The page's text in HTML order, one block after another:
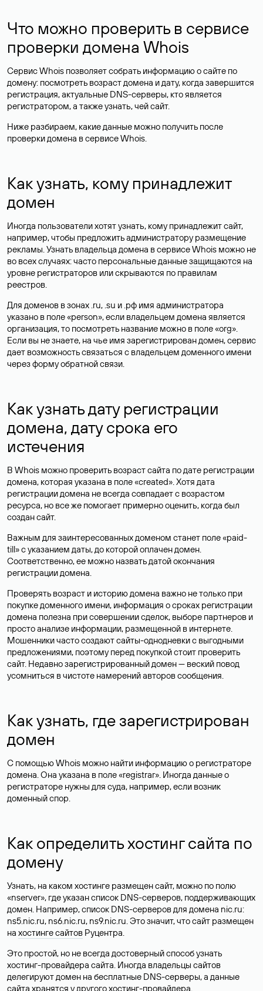
Что можно проверить в сервисе
проверки домена Whois
Сервис Whois позволяет собрать информацию о сайте по
домену: посмотреть возраст домена и дату, когда завершится
регистрация, актуальные DNS-серверы, кто является
регистратором, а также узнать, чей сайт.
Ниже разбираем, какие данные можно получить после
проверки домена в сервисе Whois.
Как узнать, кому принадлежит
домен
Иногда пользователи хотят узнать, кому принадлежит сайт,
например, чтобы предложить администратору размещение
рекламы. Узнать владельца домена в сервисе Whois можно не
во всех случаях: часто персональные данныезащищаются на
уровне регистраторов или скрываются по правилам
реестров.
Для доменов в зонах .ru, .su и .рф имя администратора
указано в поле «person», если владельцем домена является
организация, то посмотреть название можно в поле «org».
Если вы не знаете, на чье имя зарегистрирован домен, сервис
дает возможность связаться с владельцем доменного имени
через форму обратной связи.
Как узнать дату регистрации
домена, дату срока его
истечения
В Whois можно проверить возраст сайта по дате регистрации
домена, которая указана в поле «created». Хотя дата
регистрации домена не всегда совпадает с возрастом
ресурса, но все же помогает примерно оценить, когда был
создан сайт.
Важным для заинтересованных доменом станет поле «paid-
till» с указанием даты, до которой оплачен домен.
Соответственно, ее можно назвать датой окончания
регистрации домена.
Проверять возраст и историю домена важно не только при
покупке доменного имени, информация о сроках регистрации
домена полезна при совершении сделок, выборе партнеров и
просто анализе информации, размещенной в интернете.
Мошенники часто создают сайты-однодневки с выгодными
предложениями, поэтому перед покупкой стоит проверить
сайт. Недавно зарегистрированный домен — веский повод
усомниться в чистоте намерений авторов сообщения.
Как узнать, где зарегистрирован
домен
С помощью Whois можно найти информацию о регистраторе
домена. Она указана в поле «registrar». Иногда данные о
регистраторе нужны для суда, например, если возник
доменный спор.
Как определить хостинг сайта по
домену
Узнать, на каком хостинге размещен сайт, можно по полю
«nserver», где указан список DNS-серверов, поддерживающих
домен. Например, список DNS-серверов для домена nic.ru:
ns5.nic.ru, ns6.nic.ru, ns9.nic.ru. Это значит, что сайт размещен
на хостинге сайтов Руцентра.
Это простой, но не всегда достоверный способ узнать
хостинг-провайдера сайта. Иногда владельцы сайтов
делегируют домен на бесплатные DNS-серверы, а данные
сайта хранятся у другого хостинг-провайдера.